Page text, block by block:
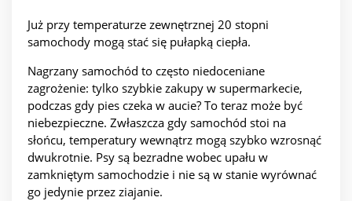
Już przy temperaturze zewnętrznej 20 stopni
samochody mogą stać się pułapką ciepła.
Nagrzany samochód to często niedoceniane
zagrożenie: tylko szybkie zakupy w supermarkecie,
podczas gdy pies czeka w aucie? To teraz może być
niebezpieczne. Zwłaszcza gdy samochód stoi na
słońcu, temperatury wewnątrz mogą szybko wzrosnąć
dwukrotnie. Psy są bezradne wobec upału w
zamkniętym samochodzie i nie są w stanie wyrównać
go jedynie przez ziajanie.